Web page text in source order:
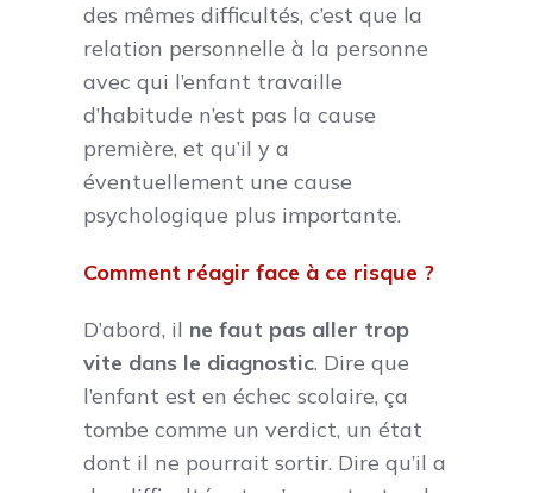
des mêmes difficultés, c’est que la
relation personnelle à la personne
avec qui l’enfant travaille
d’habitude n’est pas la cause
première, et qu’il y a
éventuellement une cause
psychologique plus importante.
Comment réagir face à ce risque ?
D’abord, il ne faut pas aller trop
vite dans le diagnostic. Dire que
l’enfant est en échec scolaire, ça
tombe comme un verdict, un état
dont il ne pourrait sortir. Dire qu’il a